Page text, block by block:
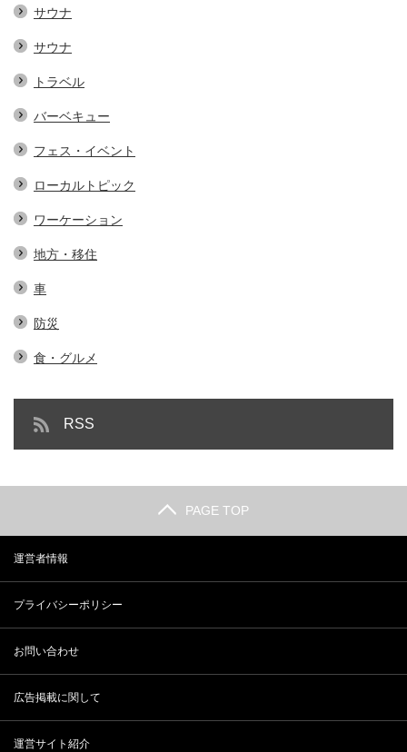
サウナ
サウナ
トラベル
バーベキュー
フェス・イベント
ローカルトピック
ワーケーション
地方・移住
車
防災
食・グルメ
RSS
PAGE TOP
運営者情報
プライバシーポリシー
お問い合わせ
広告掲載に関して
運営サイト紹介